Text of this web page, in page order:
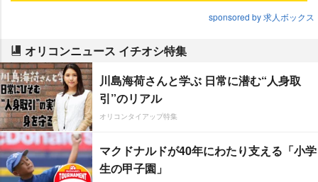
sponsored by 求人ボックス
オリコンニュース イチオシ特集
川島海荷さんと学ぶ 日常に潜む“人身取
引”のリアル
オリコンタイアップ特集
マクドナルドが40年にわたり支える「小学
生の甲子園」